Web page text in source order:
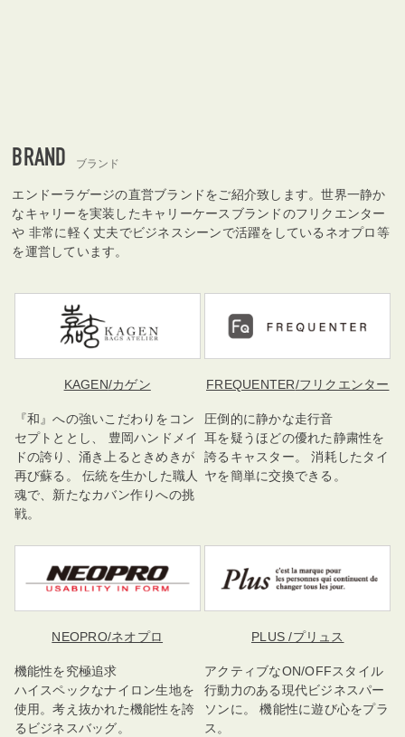
BRAND ブランド
エンドーラゲージの直営ブランドをご紹介致します。世界一静か
なキャリーを実装したキャリーケースブランドのフリクエンター
や 非常に軽く丈夫でビジネスシーンで活躍をしているネオプロ等
を運営しています。
KAGEN/カゲン
『和』への強いこだわりをコン
セプトととし、 豊岡ハンドメイ
ドの誇り、涌き上るときめきが
再び蘇る。 伝統を生かした職人
魂で、新たなカバン作りへの挑
戦。
FREQUENTER/フリクエンター
圧倒的に静かな走行音
耳を疑うほどの優れた静粛性を
誇るキャスター。 消耗したタイ
ヤを簡単に交換できる。
NEOPRO/ネオプロ
機能性を究極追求
ハイスペックなナイロン生地を
使用。考え抜かれた機能性を誇
るビジネスバッグ。
PLUS/プリュス
アクティブなON/OFFスタイル
行動力のある現代ビジネスパー
ソンに。 機能性に遊び心をプラ
ス。